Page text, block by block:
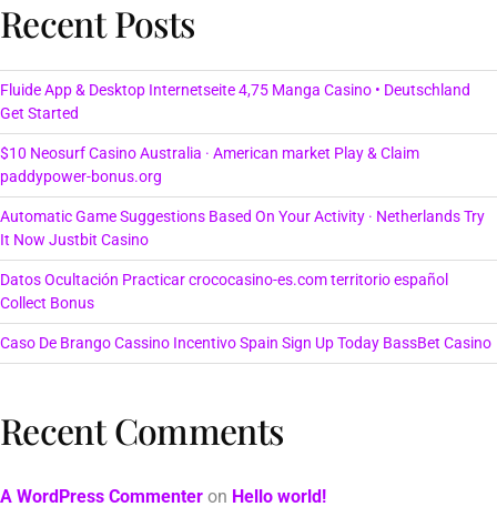
Recent Posts
Fluide App & Desktop Internetseite 4,75 Manga Casino • Deutschland
Get Started
$10 Neosurf Casino Australia · American market Play & Claim
paddypower-bonus.org
Automatic Game Suggestions Based On Your Activity · Netherlands Try
It Now Justbit Casino
Datos Ocultación Practicar crococasino-es.com territorio español
Collect Bonus
Caso De Brango Cassino Incentivo Spain Sign Up Today BassBet Casino
Recent Comments
A WordPress Commenter on Hello world!